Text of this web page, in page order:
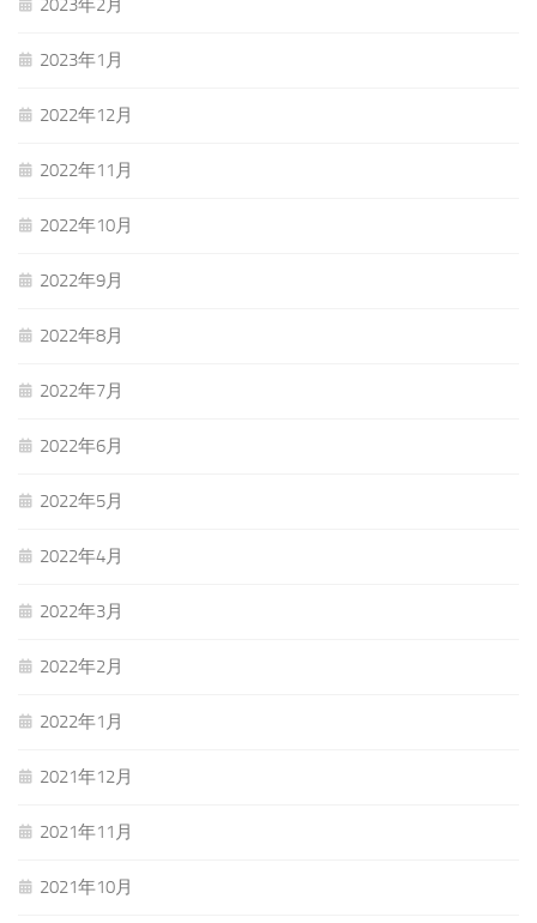
2023年2月
2023年1月
2022年12月
2022年11月
2022年10月
2022年9月
2022年8月
2022年7月
2022年6月
2022年5月
2022年4月
2022年3月
2022年2月
2022年1月
2021年12月
2021年11月
2021年10月